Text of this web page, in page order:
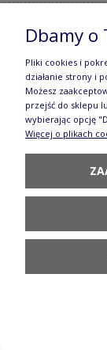
Talerz serce
GU1254DEK41
Figurka
Dbamy o
Pliki cookies i
działanie strony i
Możesz
przejść do sklepu
wybierając opcję
Więcej o plikach